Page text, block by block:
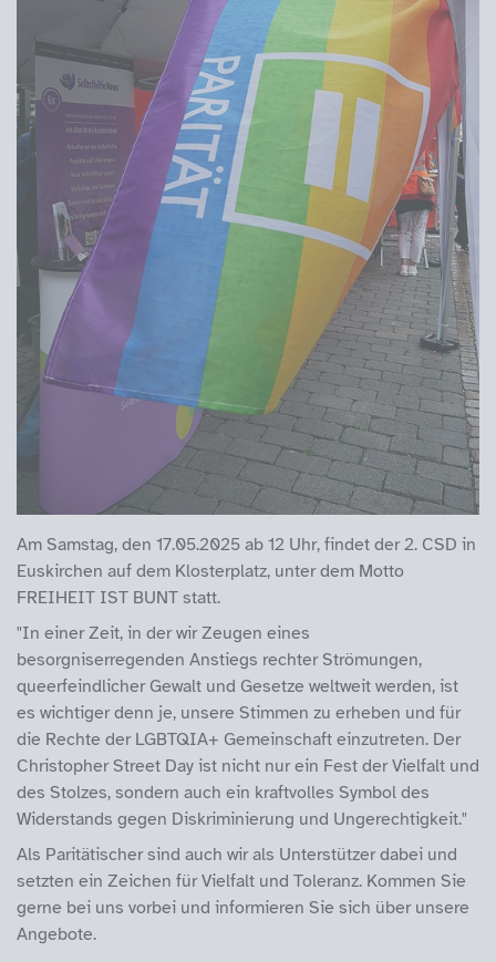
Am Samstag, den 17.05.2025 ab 12 Uhr, findet der 2. CSD in
Euskirchen auf dem Klosterplatz, unter dem Motto
FREIHEIT IST BUNT statt.
"In einer Zeit, in der wir Zeugen eines
besorgniserregenden Anstiegs rechter Strömungen,
queerfeindlicher Gewalt und Gesetze weltweit werden, ist
es wichtiger denn je, unsere Stimmen zu erheben und für
die Rechte der LGBTQIA+ Gemeinschaft einzutreten. Der
Christopher Street Day ist nicht nur ein Fest der Vielfalt und
des Stolzes, sondern auch ein kraftvolles Symbol des
Widerstands gegen Diskriminierung und Ungerechtigkeit."
Als Paritätischer sind auch wir als Unterstützer dabei und
setzten ein Zeichen für Vielfalt und Toleranz. Kommen Sie
gerne bei uns vorbei und informieren Sie sich über unsere
Angebote.